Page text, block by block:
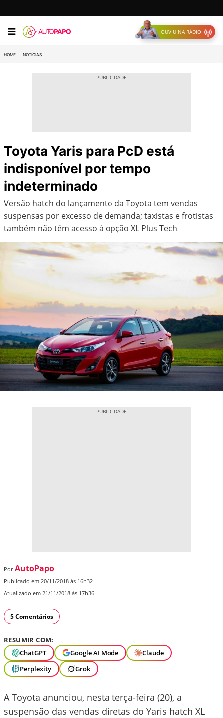
OUVIU NA RÁDIO
HOME NOTÍCIAS
Toyota Yaris para PcD está
indisponível por tempo
indeterminado
Versão hatch do lançamento da Toyota tem vendas
suspensas por excesso de demanda; taxistas e frotistas
também não têm acesso à opção XL Plus Tech
Por AutoPapo
Publicado em 20/11/2018 às 16h32
Atualizado em 21/11/2018 às 17h36
5 Comentários
RESUMIR COM:
ChatGPT
Google AI Mode
Claude
Perplexity
Grok
A Toyota anunciou, nesta terça-feira (20), a
suspensão das vendas diretas do Yaris hatch XL